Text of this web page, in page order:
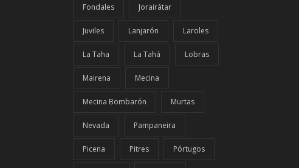
Fondales Jorairátar
Juviles Lanjarón Laroles
La Taha La Tahá Lobras
Mairena Mecina
Mecina Bombarón Murtas
Nevada Pampaneira
Picena Pitres Pórtugos